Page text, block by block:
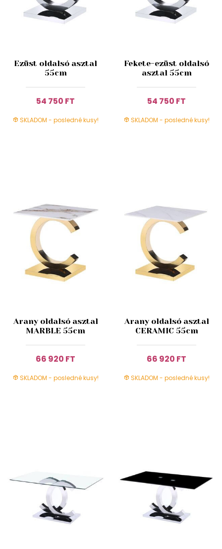
Ezüst oldalsó asztal
55cm
54 750 FT
SKLADOM - posledné kusy!
Fekete-ezüst oldalsó
asztal 55cm
54 750 FT
SKLADOM - posledné kusy!
Arany oldalsó asztal
MARBLE 55cm
66 920 FT
SKLADOM - posledné kusy!
Arany oldalsó asztal
CERAMIC 55cm
66 920 FT
SKLADOM - posledné kusy!